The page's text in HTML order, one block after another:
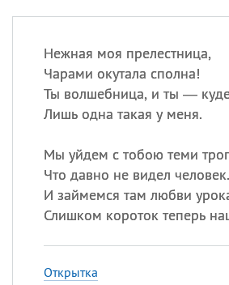
Нежная моя прелестница,
Чарами окутала сполна!
Ты волшебница, и ты —
Лишь одна такая у меня.
Мы уйдем с тобою теми
Что давно не видел человек.
И займемся там любви
Слишком короток теперь
Открытка